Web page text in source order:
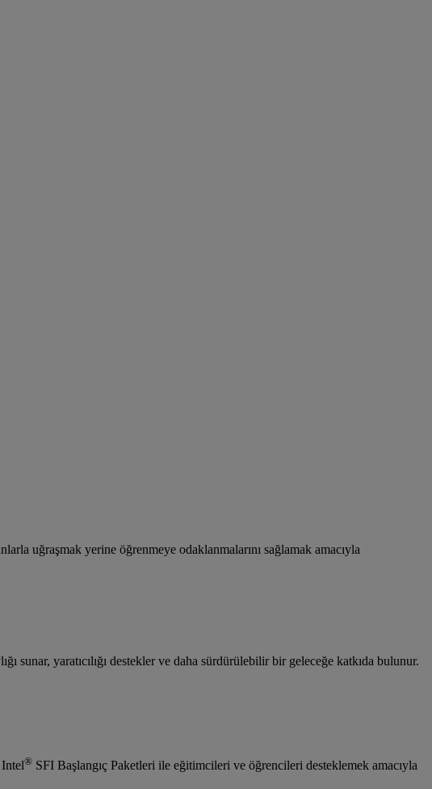
uğraşmak yerine öğrenmeye odaklanmalarını sağlamak amacıyla
sunar, yaratıcılığı destekler ve daha sürdürülebilir bir geleceğe katkıda bulunur.
® SFI Başlangıç Paketleri ile eğitimcileri ve öğrencileri desteklemek amacıyla